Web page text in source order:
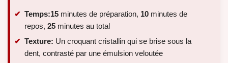
Temps:15 minutes de préparation, 10 minutes de
repos, 25 minutes au total
Texture: Un croquant cristallin qui se brise sous la
dent, contrasté par une émulsion veloutée